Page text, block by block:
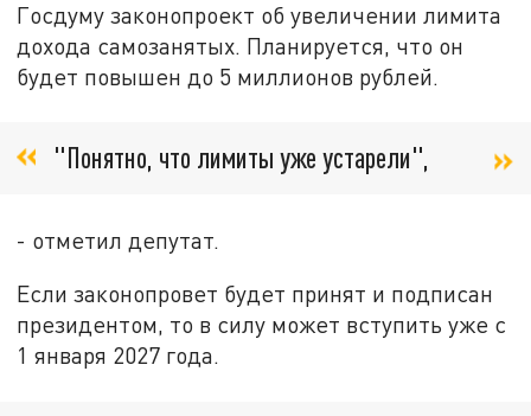
Госдуму законопроект об увеличении лимита
дохода самозанятых. Планируется, что он
будет повышен до 5 миллионов рублей.
"Понятно, что лимиты уже устарели",
- отметил депутат.
Если законопровет будет принят и подписан
президентом, то в силу может вступить уже с
1 января 2027 года.